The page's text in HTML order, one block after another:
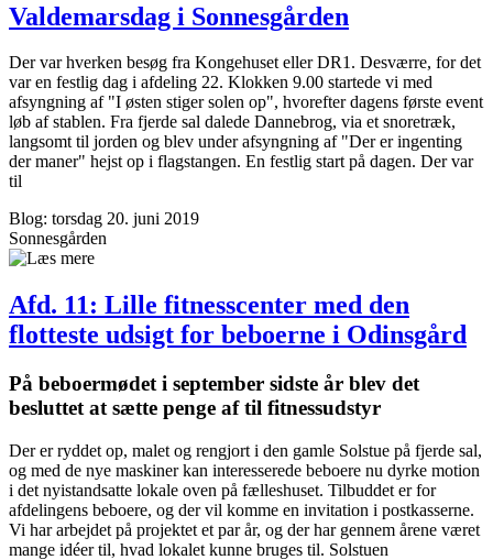
Valdemarsdag i Sonnes­gården
Der var hverken besøg fra Kongehuset eller DR1. Desværre, for det
var en festlig dag i afdeling 22. Klokken 9.00 startede vi med
afsyngning af "I østen stiger solen op", hvorefter dagens første event
løb af stablen. Fra fjerde sal dalede Dannebrog, via et snoretræk,
langsomt til jorden og blev under afsyngning af "Der er ingenting
der maner" hejst op i flagstangen. En festlig start på dagen. Der var
til
Blog: torsdag 20. juni 2019
Sonnesgården
Afd. 11: Lille fitnesscenter med den
flotteste udsigt for beboerne i Odinsgård
På beboer­mødet i september sidste år blev det
besluttet at sætte penge af til fitnessudstyr
Der er ryddet op, malet og rengjort i den gamle Solstue på fjerde sal,
og med de nye maskiner kan interesserede beboere nu dyrke motion
i det nyistandsatte lokale oven på fælleshuset. Tilbuddet er for
afdelingens beboere, og der vil komme en invitation i postkasserne.
Vi har arbejdet på projektet et par år, og der har gennem årene været
mange idéer til, hvad lokalet kunne bruges til. Solstuen